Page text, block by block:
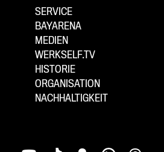
SERVICE
BAYARENA
MEDIEN
WERKSELF.TV
HISTORIE
ORGANISATION
NACHHALTIGKEIT